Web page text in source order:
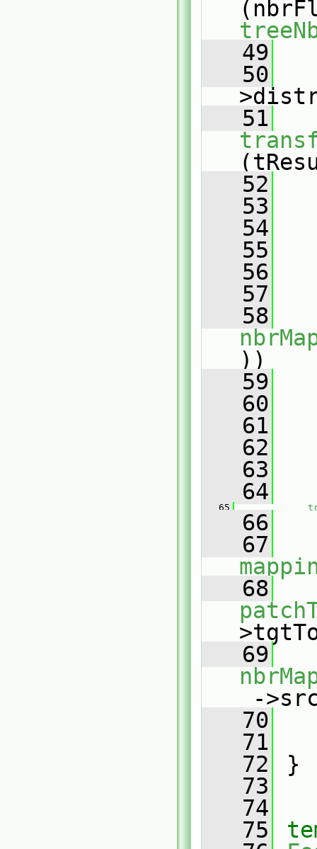
   49
   50
   51
   52
   53
   54
   55
   56
   57
   58
))
   59
   60
   61
   62
   63
   64
   65
   66
   67
   68
   69
-
   70
   71
   72
}
   73
   74
   75